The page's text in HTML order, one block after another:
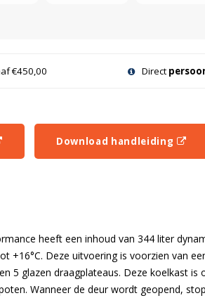
€450,00 Direct
Download handleiding
heeft een inhoud van 344 liter
+16°C. Deze uitvoering is voorzien van
5 glazen draagplateaus. Deze koelkast is
Wanneer de deur wordt geopend,